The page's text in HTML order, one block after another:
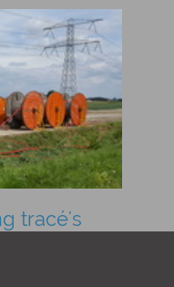
tracé's